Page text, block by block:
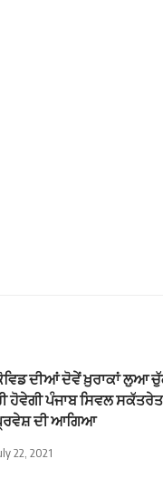
ਦੀਆਂ ਦੋਵੇਂ ਖ਼ੁਰਾਕਾਂ ਲੁਆ
ਹੋਵੇਗੀ ਪੰਜਾਬ ਸਿਵਲ
ਦੀ ਆਗਿਆ
22, 2021